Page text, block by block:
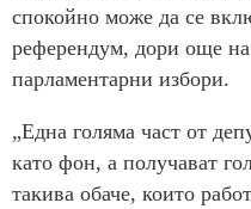
спокойно може да се
референдум, дори още
парламентарни избори.
„Една голяма част от
като фон, а получават
такива обаче, които